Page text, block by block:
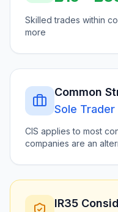
Skilled trades within
more
Common
Sole Trader
CIS applies to most
companies are an
IR35